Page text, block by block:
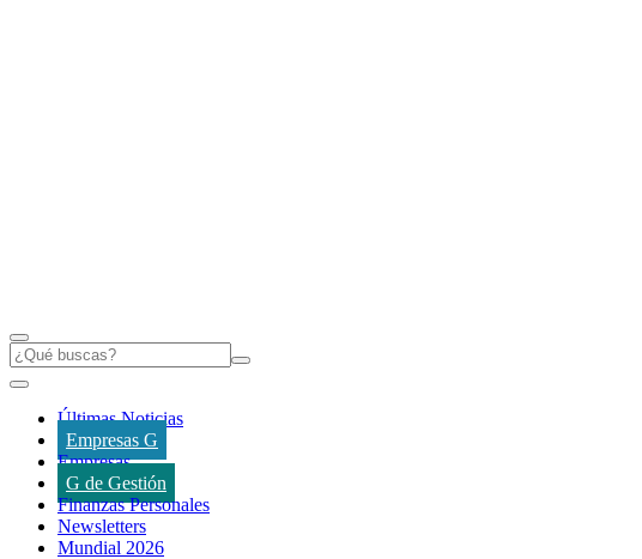
Últimas Noticias
Empresas G
Empresas
G de Gestión
Finanzas Personales
Newsletters
Mundial 2026